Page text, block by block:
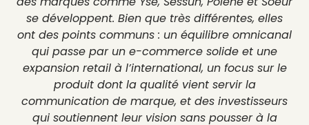
se développent. Bien que très différentes, elles
ont des points communs : un équilibre omnicanal
qui passe par un e-commerce solide et une
expansion retail à l’international, un focus sur le
produit dont la qualité vient servir la
communication de marque, et des investisseurs
qui soutiennent leur vision sans pousser à la